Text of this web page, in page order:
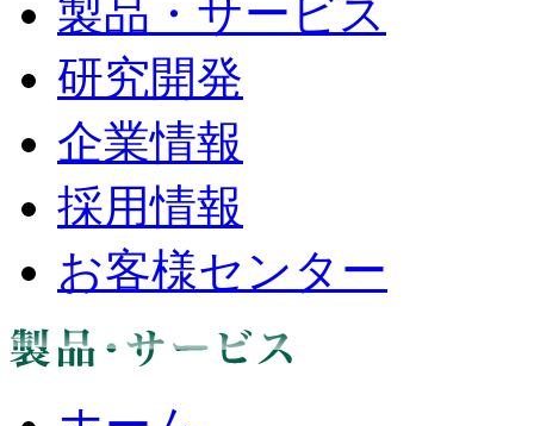
製品・サービス
研究開発
企業情報
採用情報
お客様センター